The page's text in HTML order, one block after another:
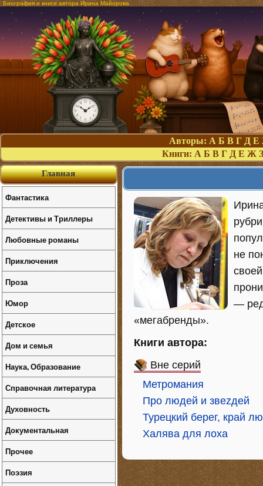
Биография и книги автора Ирина Майорова
Авторы: А Б В Г Д Е
Книги: А Б В Г Д Е Ж З
не
—
«мегабренды».
Книги автора:
Вне серий
Метромания
Про людей и звеzдей
Турецкий берег, край
Халява для лоха
Главная
Фантастика
Детективы и Триллеры
Любовные романы
Приключения
Проза
Юмор
Детское
Дом и семья
Наука, Образование
Справочная литература
Духовность
Документальная
Прочее
Поэзия